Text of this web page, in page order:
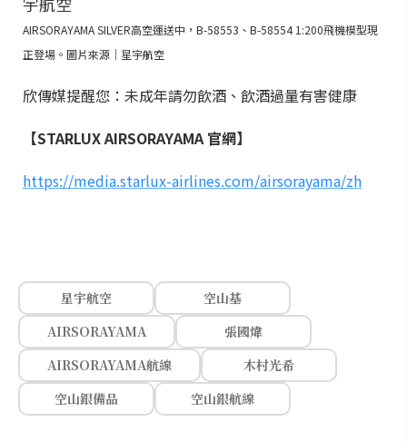
AIRSORAYAMA SILVER高空運送中，B-58553、B-58554 1:200飛機模型現
正登場。圖片來源｜星宇航空
欣傳媒提醒您：未成年請勿飲酒、飲酒過量有害健康
【STARLUX AIRSORAYAMA 官網】
https://media.starlux-airlines.com/airsorayama/zh
星宇航空
空山基
AIRSORAYAMA
張國煒
AIRSORAYAMA航線
木村光希
空山銀備品
空山銀航線